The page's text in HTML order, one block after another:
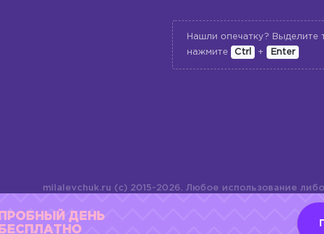
Нашли опечатку? Выделите
нажмите
Ctrl + Enter
milalevchuk.ru (c) 2015-2026. Любое использование
материалов или подборки материалов сайта,
оформления допускается лишь с разрешения
ПРОБНЫЙ ДЕНЬ
БЕСПЛАТНО